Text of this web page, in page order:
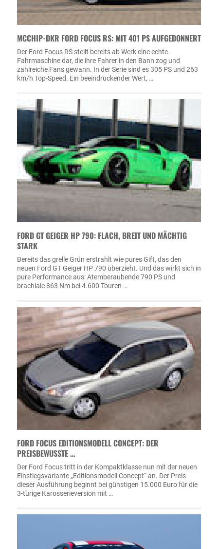
MCCHIP-DKR FORD FOCUS RS: MIT 401 PS AUFGEDONNERT
Der Ford Focus RS stellt bereits ab Werk eine echte
Fahrmaschine dar, die ihre Fahrer in den Bann zog und
zahlreiche Fans gewann. In der Serie sind es 305 PS und 263
km/h Top-Speed. Ein beeindruckender Wert, …
FORD GT GEIGER HP 790: FLACH, BREIT UND MÄCHTIG
STARK
Bereits das grelle Grün erstrahlt wie pures Gift, das den
neuen Ford GT Geiger HP 790 überzieht. Und das wirkt sich in
pure Performance aus: Atemberaubende 790 PS und
brachiale 863 Nm bei 4.600 Touren …
FORD FOCUS EDITIONSMODELL CONCEPT: DER
PREISBEWUSSTE …
Der Ford Focus tritt in der Kompaktklasse nun mit der neuen
Einstiegsvariante „Editionsmodell Concept“ an. Der Preis
dieser Ausführung beginnt bei günstigen 15.000 Euro für die
3-türige Karosserieversion mit …